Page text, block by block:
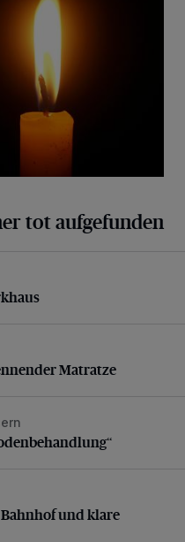
tot aufgefunden
Matratze
Matratze
und klare Ansage
und klare